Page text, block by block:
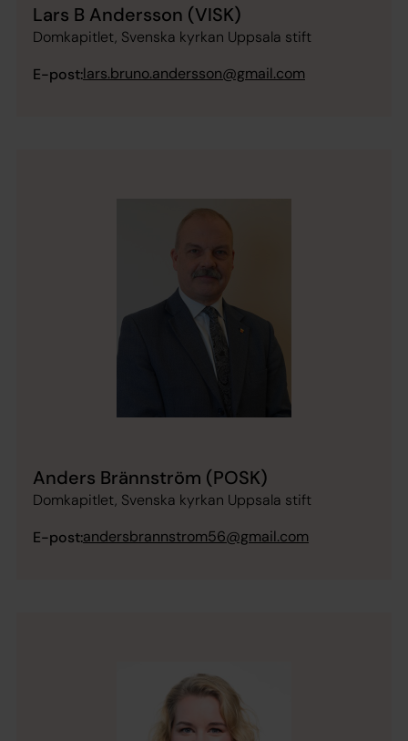
Lars B Andersson (VISK)
Domkapitlet, Svenska kyrkan Uppsala stift
E-post:lars.bruno.andersson@gmail.com
Anders Brännström (POSK)
Domkapitlet, Svenska kyrkan Uppsala stift
E-post:andersbrannstrom56@gmail.com